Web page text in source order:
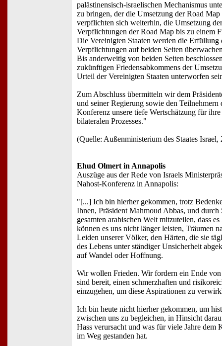
palästinensisch-israelischen Mechanismus
zu bringen, der die Umsetzung der Road
verpflichten sich weiterhin, die Umsetzung
Verpflichtungen der Road Map bis zu einem
Die Vereinigten Staaten werden die Erfüllung
Verpflichtungen auf beiden Seiten
Bis anderweitig von beiden Seiten
zukünftigen Friedensabkommens der
Urteil der Vereinigten Staaten unterworfen
Zum Abschluss übermitteln wir dem
und seiner Regierung sowie den Teilnehmern
Konferenz unsere tiefe Wertschätzung für
bilateralen Prozesses."
(Quelle: Außenministerium des Staates Israel,
Ehud Olmert in Annapolis
Auszüge aus der Rede von Israels
Nahost-Konferenz in Annapolis:
"[...] Ich bin hierher gekommen, trotz
Ihnen, Präsident Mahmoud Abbas, und
gesamten arabischen Welt mitzuteilen, dass
können es uns nicht länger leisten, Träumen
Leiden unserer Völker, den Härten, die sie
des Lebens unter ständiger Unsicherheit
auf Wandel oder Hoffnung.
Wir wollen Frieden. Wir fordern ein Ende
sind bereit, einen schmerzhaften und
einzugehen, um diese Aspirationen zu
Ich bin heute nicht hierher gekommen, um
zwischen uns zu begleichen, in Hinsicht
Hass verursacht und was für viele Jahre dem
im Weg gestanden hat.